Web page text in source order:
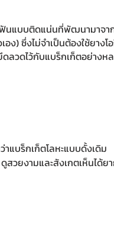
นแบบติดแน่นที่พัฒนามาจา
) ซึ่งไม่จำเป็นต้องใช้ยาง
วดไว้กับแบร็กเก็ตอย่างห
าแบร็กเก็ตโลหะแบบดั้งเดิม
ยงามและสังเกตเห็นได้ยา